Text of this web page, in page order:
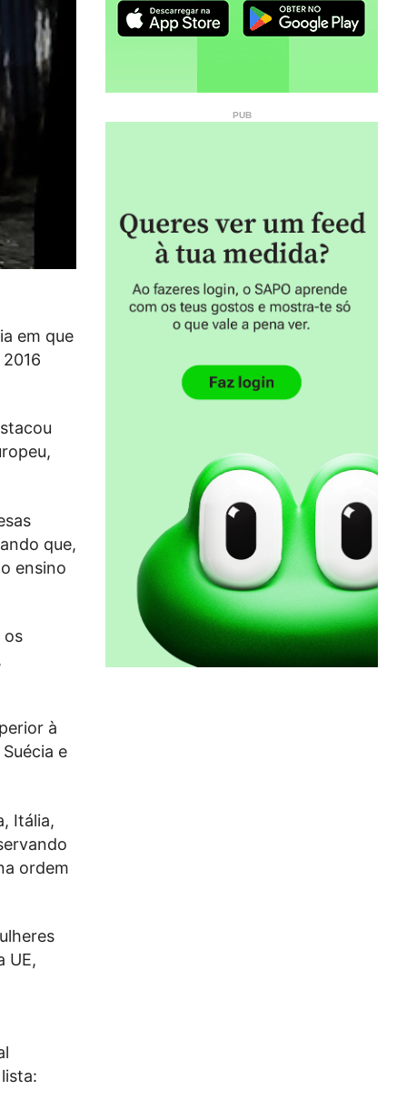
em que
que,
ensino
os
à
e
Itália,
ordem
UE,